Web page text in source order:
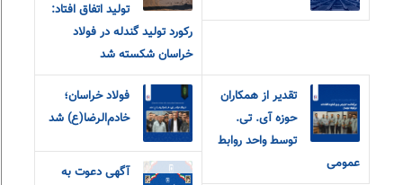
تولید اتفاق افتاد:
رکورد تولید گندله در فولاد
خراسان شکسته شد
تقدیر از همکاران
حوزه آی. تی.
توسط واحد روابط
عمومی
فولاد خراسان؛
خادم‌الرضا(ع) شد
آگهی دعوت به